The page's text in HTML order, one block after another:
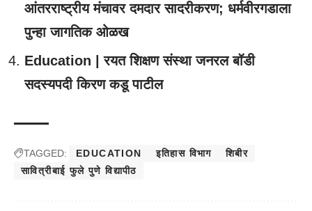
आंतरराष्ट्रीय मंचावर दमदार सादरीकरण; धर्मवीरगडाला
पुन्हा जागतिक ओळख
Education | रयत शिक्षण संस्था जनरल बॉडी
सदस्यपदी किरण कडू पाटील
TAGGED: EDUCATION इतिहास विभाग
शिबीर
सावित्रीबाई फुले पुणे विद्यापीठ